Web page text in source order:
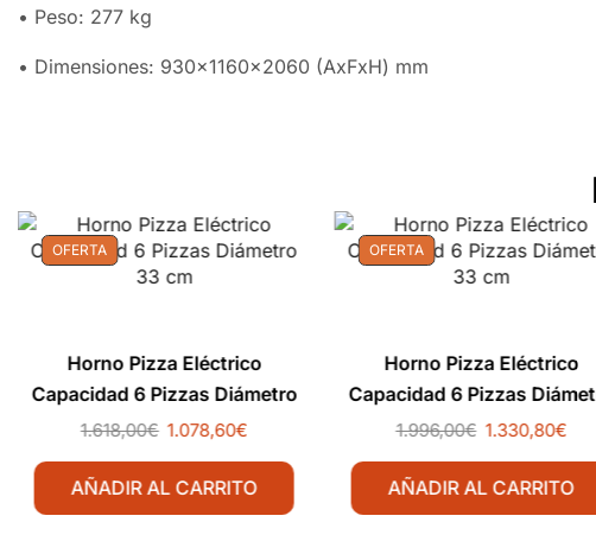
• Peso: 277 kg
• Dimensiones: 930x1160x2060 (AxFxH) mm
OFERTA
Horno Pizza Eléctrico
Capacidad 6 Pizzas Diámetro
33 cm
1.618,00€ 1.078,60€
AÑADIR AL CARRITO
OFERTA
Horno Pizza Eléctrico
Capacidad 6 Pizzas
33 cm
1.996,00€ 1.330,80€
AÑADIR AL CARRITO